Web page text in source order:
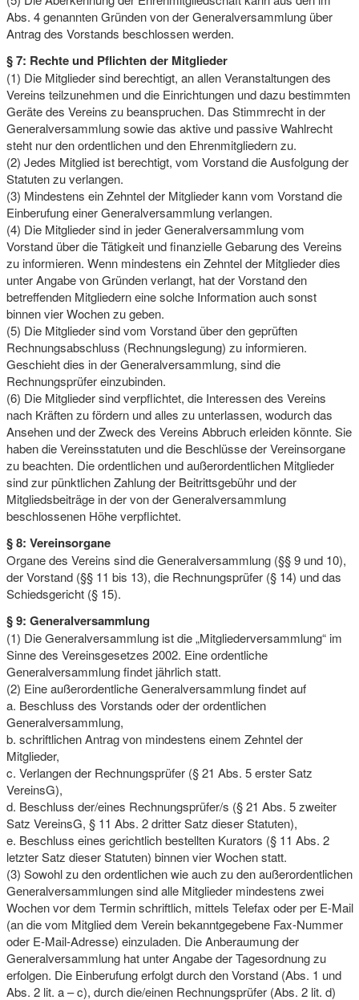
Abs. 4 genannten Gründen von der Generalversammlung über
Antrag des Vorstands beschlossen werden.
§ 7: Rechte und Pflichten der Mitglieder
(1) Die Mitglieder sind berechtigt, an allen Veranstaltungen des
Vereins teilzunehmen und die Einrichtungen und dazu bestimmten
Geräte des Vereins zu beanspruchen. Das Stimmrecht in der
Generalversammlung sowie das aktive und passive Wahlrecht
steht nur den ordentlichen und den Ehrenmitgliedern zu.
(2) Jedes Mitglied ist berechtigt, vom Vorstand die Ausfolgung der
Statuten zu verlangen.
(3) Mindestens ein Zehntel der Mitglieder kann vom Vorstand die
Einberufung einer Generalversammlung verlangen.
(4) Die Mitglieder sind in jeder Generalversammlung vom
Vorstand über die Tätigkeit und finanzielle Gebarung des Vereins
zu informieren. Wenn mindestens ein Zehntel der Mitglieder dies
unter Angabe von Gründen verlangt, hat der Vorstand den
betreffenden Mitgliedern eine solche Information auch sonst
binnen vier Wochen zu geben.
(5) Die Mitglieder sind vom Vorstand über den geprüften
Rechnungsabschluss (Rechnungslegung) zu informieren.
Geschieht dies in der Generalversammlung, sind die
Rechnungsprüfer einzubinden.
(6) Die Mitglieder sind verpflichtet, die Interessen des Vereins
nach Kräften zu fördern und alles zu unterlassen, wodurch das
Ansehen und der Zweck des Vereins Abbruch erleiden könnte. Sie
haben die Vereinsstatuten und die Beschlüsse der Vereinsorgane
zu beachten. Die ordentlichen und außerordentlichen Mitglieder
sind zur pünktlichen Zahlung der Beitrittsgebühr und der
Mitgliedsbeiträge in der von der Generalversammlung
beschlossenen Höhe verpflichtet.
§ 8: Vereinsorgane
Organe des Vereins sind die Generalversammlung (§§ 9 und 10),
der Vorstand (§§ 11 bis 13), die Rechnungsprüfer (§ 14) und das
Schiedsgericht (§ 15).
§ 9: Generalversammlung
(1) Die Generalversammlung ist die „Mitgliederversammlung“ im
Sinne des Vereinsgesetzes 2002. Eine ordentliche
Generalversammlung findet jährlich statt.
(2) Eine außerordentliche Generalversammlung findet auf
a. Beschluss des Vorstands oder der ordentlichen
Generalversammlung,
b. schriftlichen Antrag von mindestens einem Zehntel der
Mitglieder,
c. Verlangen der Rechnungsprüfer (§ 21 Abs. 5 erster Satz
VereinsG),
d. Beschluss der/eines Rechnungsprüfer/s (§ 21 Abs. 5 zweiter
Satz VereinsG, § 11 Abs. 2 dritter Satz dieser Statuten),
e. Beschluss eines gerichtlich bestellten Kurators (§ 11 Abs. 2
letzter Satz dieser Statuten) binnen vier Wochen statt.
(3) Sowohl zu den ordentlichen wie auch zu den außerordentlichen
Generalversammlungen sind alle Mitglieder mindestens zwei
Wochen vor dem Termin schriftlich, mittels Telefax oder per E-Mail
(an die vom Mitglied dem Verein bekanntgegebene Fax-Nummer
oder E-Mail-Adresse) einzuladen. Die Anberaumung der
Generalversammlung hat unter Angabe der Tagesordnung zu
erfolgen. Die Einberufung erfolgt durch den Vorstand (Abs. 1 und
Abs. 2 lit. a – c), durch die/einen Rechnungsprüfer (Abs. 2 lit. d)